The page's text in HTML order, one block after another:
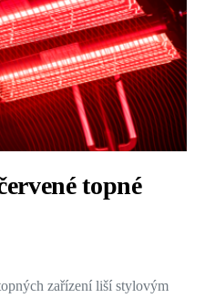
topné
zařízení liší stylovým